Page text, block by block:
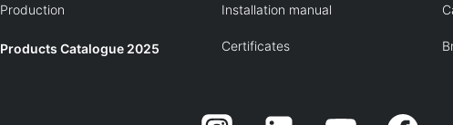
Production
Products Catalogue 2025
Installation manual
Certificates